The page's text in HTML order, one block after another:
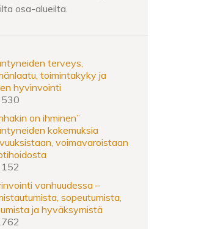
osa-alueilta.
terveys,
toimintakyky ja
hyvinvointi
on ihminen”
kokemuksia
voimavaroistaan
vanhuudessa –
sopeutumista,
ja hyväksymistä